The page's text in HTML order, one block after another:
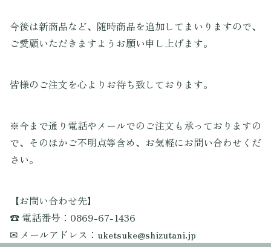
今後は新商品など、随時商品を追加してまいりますので、
ご愛顧いただきますようお願い申し上げます。
皆様のご注文を心よりお待ち致しております。
※今まで通り電話やメールでのご注文も承っておりますの
で、そのほかご不明点等含め、お気軽にお問い合わせくだ
さい。
【お問い合わせ先】
☎ 電話番号：0869-67-1436
✉ メールアドレス：uketsuke@shizutani.jp